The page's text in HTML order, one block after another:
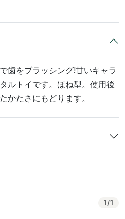
歯をブラッシング!甘いキャラ
ルトイです。ほね型。使用後
かたさにもどります。
1 /1